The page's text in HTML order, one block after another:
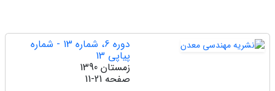
دوره 6، شماره 13 - شماره
پیاپی 13
زمستان 1390
صفحه 11-21